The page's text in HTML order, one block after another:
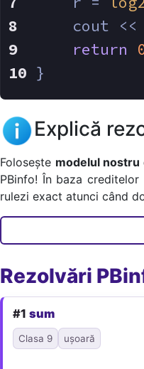
cout <<
return
}
Explică
Folosește modelul nostru
PBinfo! În baza
rulezi exact atunci când
Rezolvări
#1 sum
Clasa 9 ușoară